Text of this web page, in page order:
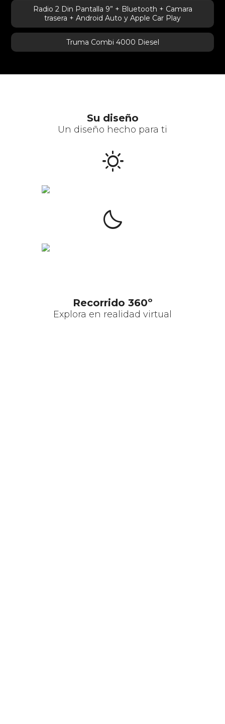
Radio 2 Din Pantalla 9” + Bluetooth + Camara
trasera + Android Auto y Apple Car Play
Truma Combi 4000 Diesel
Su diseño
Un diseño hecho para ti
sunny
clear_night
Recorrido 360º
Explora en realidad virtual